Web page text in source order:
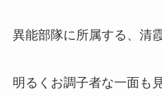
異能部隊に所属する、清
明るくお調子者な一面も